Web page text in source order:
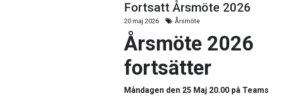
Fortsatt Årsmöte 2026
20 maj 2026 Årsmöte
Årsmöte 2026
fortsätter
Måndagen den 25 Maj 20.00 på Teams